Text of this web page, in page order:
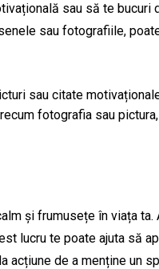
sau să te bucuri
sau fotografiile,
sau citate
fotografia sau
și frumusețe în viața ta.
lucru te poate ajuta să
acțiune de a menține un